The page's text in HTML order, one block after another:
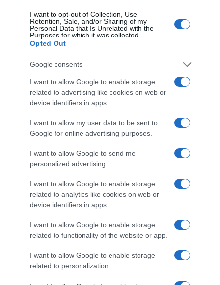
I want to opt-out of Collection, Use,
Retention, Sale, and/or Sharing of my
Personal Data that Is Unrelated with the
Purposes for which it was collected.
Opted Out
Google consents
I want to allow Google to enable storage
related to advertising like cookies on web or
device identifiers in apps.
I want to allow my user data to be sent to
Google for online advertising purposes.
I want to allow Google to send me
personalized advertising.
I want to allow Google to enable storage
related to analytics like cookies on web or
device identifiers in apps.
I want to allow Google to enable storage
related to functionality of the website or app.
I want to allow Google to enable storage
related to personalization.
Condividi l'articolo
F
a
ce
b
o
o
k
T
w
it
te
r
Pi
n
te
re
st
W
h
at
s
A
p
p
S
h
a
Articolo precedente
Prossimo articolo
Delta Center
Salmo finisce in ospedale a Catania, ma il tour
va avanti: “Sicilia, ci sono”